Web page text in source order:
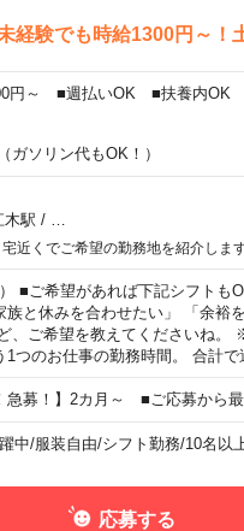
験でも時給1300円～！
円～ ■週払いOK ■扶養内OK
ガソリン代もOK！）
木駅 /
近くでご希望の勤務地を紹介します
■ご希望があれば下記シフトも
族と休みを合わせたい」 「余裕
、ご希望を教えてくださいね
つのお仕事の勤務時間。 合計で
急募！】2カ月～ ■ご応募から
中/服装自由/シフト勤務/10名以
応募する